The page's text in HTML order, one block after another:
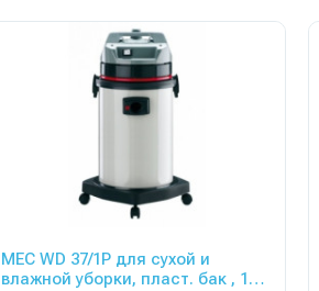
MEC WD 37/1P для сухой и
влажной уборки, пласт. бак , 1